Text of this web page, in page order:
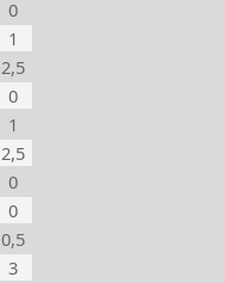
0
1
2,5
0
1
2,5
0
0
0,5
3